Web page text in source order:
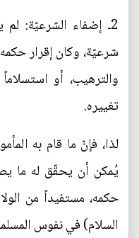
2ـ إضفاء الشرعيّة:
شرعيّة، وكان إقرار
والترهيب، أو
تغييره.
لذا، فإنّ ما قام به
يُمكن أن يحقّق له ما
حكمه، مستفيداً من
السلام) في نفوس